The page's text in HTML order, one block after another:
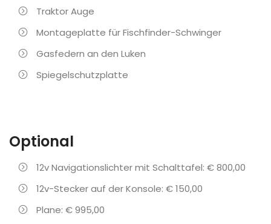
Traktor Auge
Montageplatte für Fischfinder-Schwinger
Gasfedern an den Luken
Spiegelschutzplatte
Optional
12v Navigationslichter mit Schalttafel: € 800,00
12v-Stecker auf der Konsole: € 150,00
Plane: € 995,00